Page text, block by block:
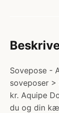
Sovepose -
soveposer >
kr. Aquipe
du og din